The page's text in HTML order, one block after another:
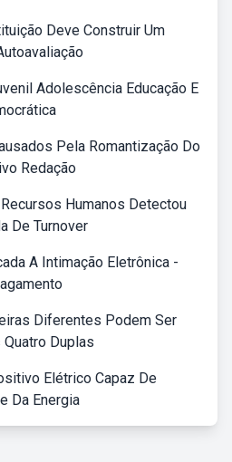
Deve Construir Um
Adolescência Educação E
Pela Romantização Do
Redação
Humanos Detectou
De Turnover
A Intimação Eletrônica -
Diferentes Podem Ser
Duplas
Elétrico Capaz De
Da Energia